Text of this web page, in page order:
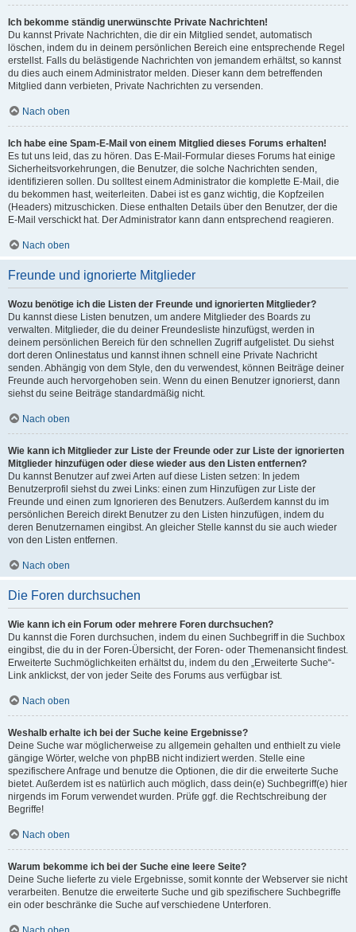
Ich bekomme ständig unerwünschte Private Nachrichten!
Du kannst Private Nachrichten, die dir ein Mitglied sendet, automatisch
löschen, indem du in deinem persönlichen Bereich eine entsprechende Regel
erstellst. Falls du belästigende Nachrichten von jemandem erhältst, so kannst
du dies auch einem Administrator melden. Dieser kann dem betreffenden
Mitglied dann verbieten, Private Nachrichten zu versenden.
Nach oben
Ich habe eine Spam-E-Mail von einem Mitglied dieses Forums erhalten!
Es tut uns leid, das zu hören. Das E-Mail-Formular dieses Forums hat einige
Sicherheitsvorkehrungen, die Benutzer, die solche Nachrichten senden,
identifizieren sollen. Du solltest einem Administrator die komplette E-Mail, die
du bekommen hast, weiterleiten. Dabei ist es ganz wichtig, die Kopfzeilen
(Headers) mitzuschicken. Diese enthalten Details über den Benutzer, der die
E-Mail verschickt hat. Der Administrator kann dann entsprechend reagieren.
Nach oben
Freunde und ignorierte Mitglieder
Wozu benötige ich die Listen der Freunde und ignorierten Mitglieder?
Du kannst diese Listen benutzen, um andere Mitglieder des Boards zu
verwalten. Mitglieder, die du deiner Freundesliste hinzufügst, werden in
deinem persönlichen Bereich für den schnellen Zugriff aufgelistet. Du siehst
dort deren Onlinestatus und kannst ihnen schnell eine Private Nachricht
senden. Abhängig von dem Style, den du verwendest, können Beiträge deiner
Freunde auch hervorgehoben sein. Wenn du einen Benutzer ignorierst, dann
siehst du seine Beiträge standardmäßig nicht.
Nach oben
Wie kann ich Mitglieder zur Liste der Freunde oder zur Liste der ignorierten
Mitglieder hinzufügen oder diese wieder aus den Listen entfernen?
Du kannst Benutzer auf zwei Arten auf diese Listen setzen: In jedem
Benutzerprofil siehst du zwei Links: einen zum Hinzufügen zur Liste der
Freunde und einen zum Ignorieren des Benutzers. Außerdem kannst du im
persönlichen Bereich direkt Benutzer zu den Listen hinzufügen, indem du
deren Benutzernamen eingibst. An gleicher Stelle kannst du sie auch wieder
von den Listen entfernen.
Nach oben
Die Foren durchsuchen
Wie kann ich ein Forum oder mehrere Foren durchsuchen?
Du kannst die Foren durchsuchen, indem du einen Suchbegriff in die Suchbox
eingibst, die du in der Foren-Übersicht, der Foren- oder Themenansicht findest.
Erweiterte Suchmöglichkeiten erhältst du, indem du den „Erweiterte Suche“-
Link anklickst, der von jeder Seite des Forums aus verfügbar ist.
Nach oben
Weshalb erhalte ich bei der Suche keine Ergebnisse?
Deine Suche war möglicherweise zu allgemein gehalten und enthielt zu viele
gängige Wörter, welche von phpBB nicht indiziert werden. Stelle eine
spezifischere Anfrage und benutze die Optionen, die dir die erweiterte Suche
bietet. Außerdem ist es natürlich auch möglich, dass dein(e) Suchbegriff(e) hier
nirgends im Forum verwendet wurden. Prüfe ggf. die Rechtschreibung der
Begriffe!
Nach oben
Warum bekomme ich bei der Suche eine leere Seite?
Deine Suche lieferte zu viele Ergebnisse, somit konnte der Webserver sie nicht
verarbeiten. Benutze die erweiterte Suche und gib spezifischere Suchbegriffe
ein oder beschränke die Suche auf verschiedene Unterforen.